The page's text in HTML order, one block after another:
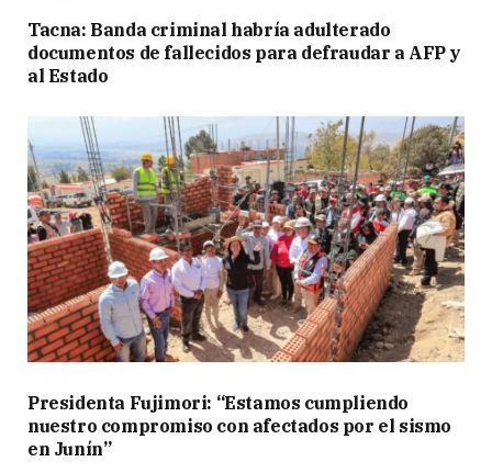
Tacna: Banda criminal habría adulterado
documentos de fallecidos para defraudar a AFP y
al Estado
Presidenta Fujimori: “Estamos cumpliendo
nuestro compromiso con afectados por el sismo
en Junín”